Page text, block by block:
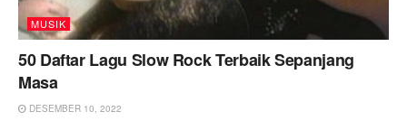
MUSIK
50 Daftar Lagu Slow Rock Terbaik Sepanjang
Masa
DESEMBER 10, 2022